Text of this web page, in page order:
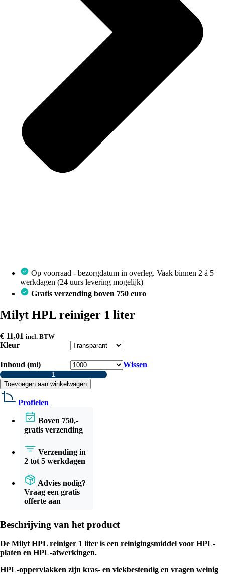
Op voorraad - bezorgdatum in overleg. Vaak binnen 2 á 5
werkdagen (24 uurs levering mogelijk)
Gratis verzending boven 750 euro
Milyt HPL reiniger 1 liter
€ 11,01 incl. BTW
Kleur
Inhoud (ml)
Wissen
Milyt
HPL
reiniger
aantal
Toevoegen aan winkelwagen
Profielen
Boven 750,-
gratis verzending
Verzending in
2 tot 5 werkdagen
Advies nodig?
Vraag een gratis
offerte aan
Beschrijving van het product
De Milyt HPL reiniger 1 liter is een reinigingsmiddel voor HPL-
platen en HPL-afwerkingen.
HPL-oppervlakken zijn kras- en vlekbestendig en vragen weinig